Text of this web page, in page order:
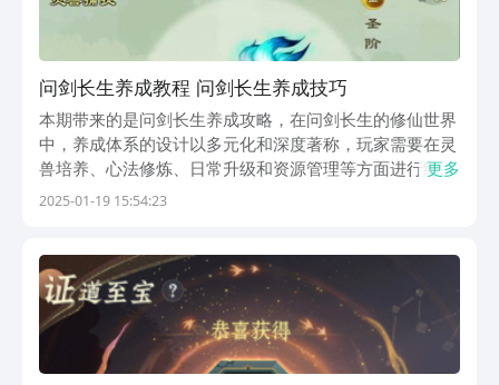
问剑长生养成教程 问剑长生养成技巧
本期带来的是问剑长生养成攻略，在问剑长生的修仙世界
中，养成体系的设计以多元化和深度著称，玩家需要在灵
兽培养、心法修炼、日常升级和资源管理等方面进行细致
规划，才能在漫长的修行路上不断突破瓶颈，迈向长生之
的...
更多
2025-01-19 15:54:23